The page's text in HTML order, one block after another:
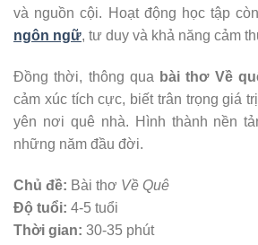
và nguồn cội. Hoạt động học tập
ngôn ngữ, tư duy và khả năng cảm
Đồng thời, thông qua bài thơ Về
cảm xúc tích cực, biết trân trọng giá
yên nơi quê nhà. Hình thành nền
những năm đầu đời.
Chủ đề: Bài thơ Về Quê
Độ tuổi: 4-5 tuổi
Thời gian: 30-35 phút